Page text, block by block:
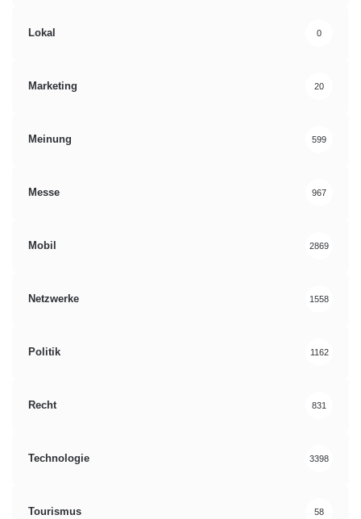
Lokal 0
Marketing 20
Meinung 599
Messe 967
Mobil 2869
Netzwerke 1558
Politik 1162
Recht 831
Technologie 3398
Tourismus 58